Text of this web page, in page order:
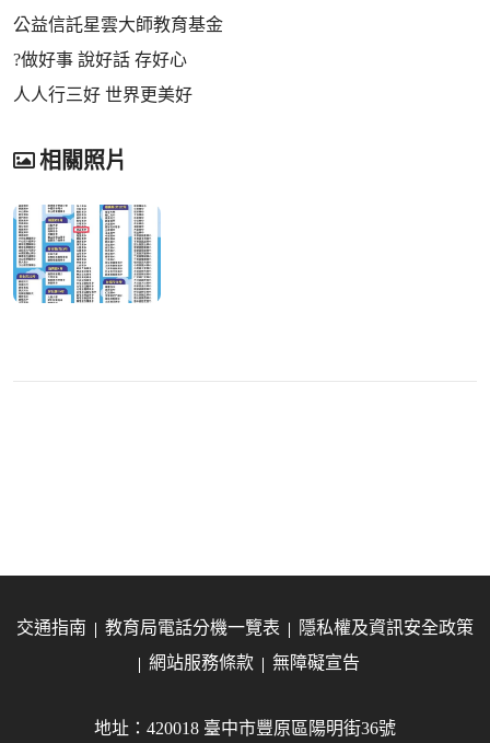
公益信託星雲大師教育基金
?做好事 說好話 存好心
人人行三好 世界更美好
相關照片
交通指南 教育局電話分機一覽表
隱私權及資訊安全政策
網站服務條款
無障礙宣告
地址：420018 臺中市豐原區陽明街36號